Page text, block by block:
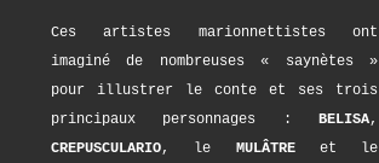
Ces artistes marionnettistes ont
imaginé de nombreuses « saynètes »
pour illustrer le conte et ses trois
principaux personnages : BELISA,
CREPUSCULARIO, le MULÂTREet le